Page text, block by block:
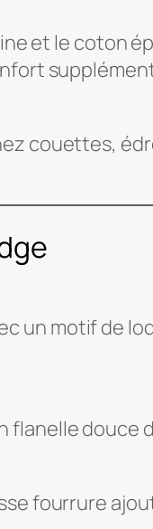
et le coton
couettes,
motif de
flanelle
fourrure